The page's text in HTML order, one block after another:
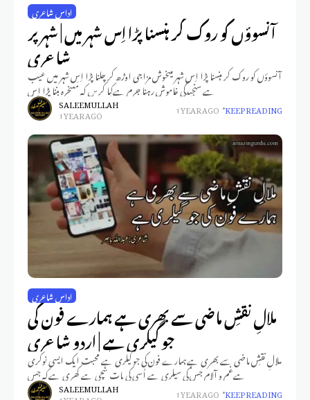
اداس شاعری
آنسوؤں کو روک کر ہنسنا پڑا اِس شہر میں | شہر پر
شاعری
آنسوؤں کو روک کر ہنسنا پڑا اِس شہر میںخوش مزاجی اوڑھ کر چلنا پڑا اِس شہر میں عیب
ہے سنجیدگی خاموش رہنا جرم ہےکیا کریں کہ مَسخرہ بننا پڑا اِس
SALEEM ULLAH
1 YEAR AGO 1 YEAR AGO KEEP READING
اداس شاعری
ملالِ نقشِ ماضی سے بھری ہے ہمارے فون کی
جو گیلری ہے | اردو شاعری
ملالِ نقشِ ماضی سے بھری ہےہمارے فون کی جو گیلری ہے محبت ایک ایسی نوکری
ہےغم و آلام جس کی سیلری ہے اُسی کی بات سچی ہے کھری ہےکہ جس
SALEEM ULLAH 1 YEAR AGO KEEP READING